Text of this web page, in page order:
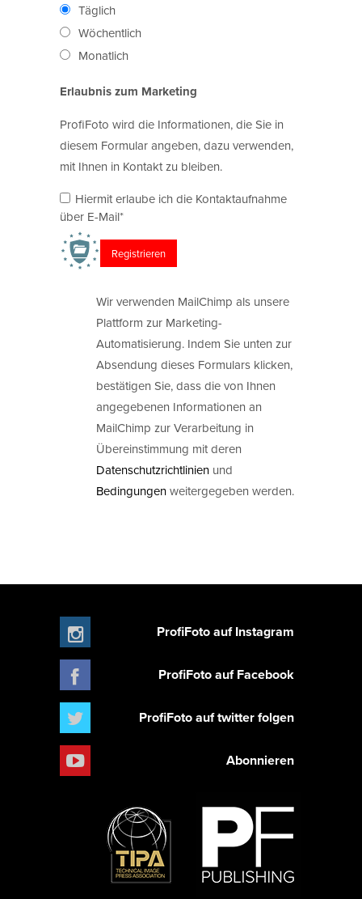
Täglich
Wöchentlich
Monatlich
Erlaubnis zum Marketing
ProfiFoto wird die Informationen, die Sie in
diesem Formular angeben, dazu verwenden,
mit Ihnen in Kontakt zu bleiben.
Hiermit erlaube ich die Kontaktaufnahme
über E-Mail*
Wir verwenden MailChimp als unsere
Plattform zur Marketing-
Automatisierung. Indem Sie unten zur
Absendung dieses Formulars klicken,
bestätigen Sie, dass die von Ihnen
angegebenen Informationen an
MailChimp zur Verarbeitung in
Übereinstimmung mit deren
Datenschutzrichtlinien und
Bedingungenweitergegeben werden.
ProfiFoto auf Instagram
ProfiFoto auf Facebook
ProfiFoto auf twitter folgen
Abonnieren